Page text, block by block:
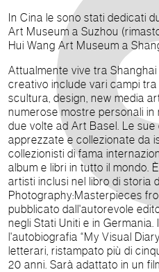
In Cina le sono stati dedicati
Art Museum a Suzhou
Hui Wang Art Museum a
Attualmente vive tra
creativo include vari campi tra
scultura, design, new media
numerose mostre personali in
due volte ad Art Basel. Le
apprezzate e collezionate da
collezionisti di fama
album e libri in tutto il mondo.
artisti inclusi nel libro di storia
Photography:Masterpieces
pubblicato dall'autorevole
negli Stati Uniti e in
l'autobiografia “My Visual
letterari, ristampato più di
20 anni. Sarà adattato in un